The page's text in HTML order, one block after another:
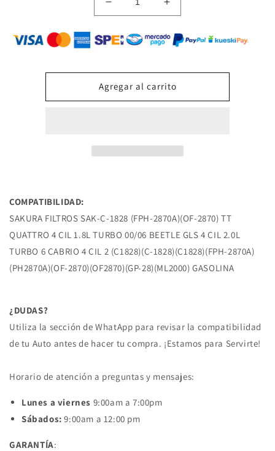
Reducir
cantidad
para
SAK-
1828
FILTRO
(OF-
CIL
1.8L
TURBO
00/06
BEETLE
TURBO
6
CIL
VOLKSWAGEN
Aumentar
cantidad
para
SAK-
1828
FILTRO
(OF-
CIL
1.8L
TURBO
00/06
BEETLE
TURBO
6
CIL
Agregar al carrito
COMPATIBILIDAD:
SAKURA FILTROS SAK-C-1828 (FPH-2870A)(OF-2870) TT
QUATTRO 4 CIL 1.8L TURBO 00/06 BEETLE GLS 4 CIL 2.0L
TURBO 6 CABRIO 4 CIL 2 (C1828)(C-1828)(C1828)(FPH-2870A)
(PH2870A)(OF-2870)(OF2870)(GP-28)(ML2000) GASOLINA
¿DUDAS?
Utiliza la sección de WhatApp para revisar la compatibilidad
de tu Auto antes de hacer tu compra. ¡Estamos para Servirte!
Horario de atención a preguntas y mensajes:
Lunes a viernes 9:00am a 7:00pm
Sábados: 9:00am a 12:00 pm
GARANTÍA: